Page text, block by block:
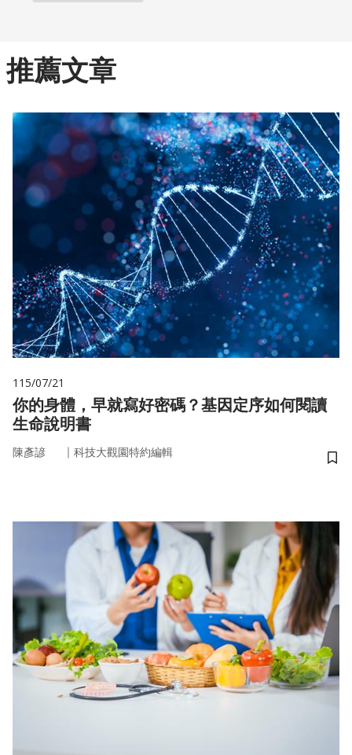
推薦文章
115/07/21
你的身體，早就寫好密碼？基因定序如何閱讀
生命說明書
陳彥諺 ｜ 科技大觀園特約編輯
儲